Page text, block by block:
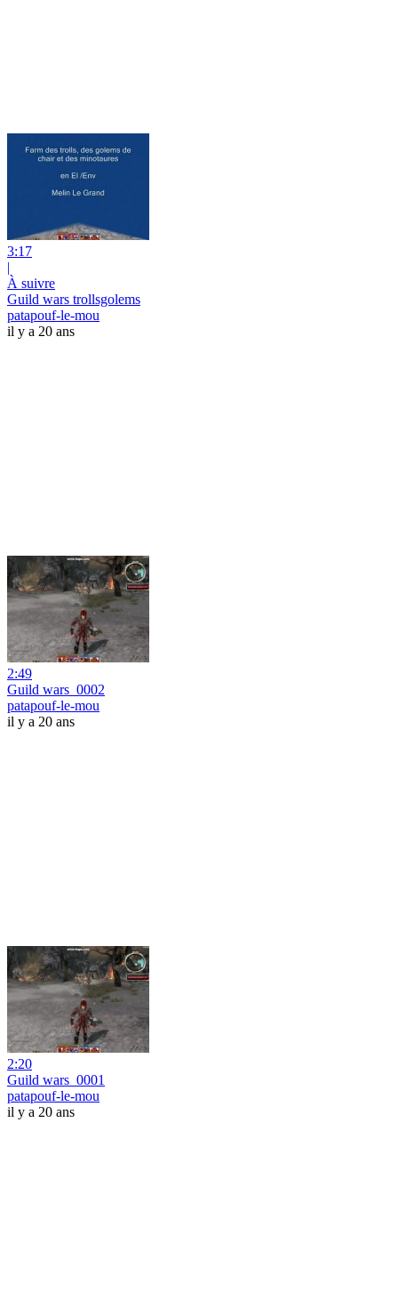
3:17
|
À suivre
Guild wars trollsgolems
patapouf-le-mou
il y a 20 ans
2:49
Guild wars_0002
patapouf-le-mou
il y a 20 ans
2:20
Guild wars_0001
patapouf-le-mou
il y a 20 ans